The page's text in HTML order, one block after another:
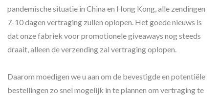
pandemische situatie in China en Hong Kong, alle zendingen
7-10 dagen vertraging zullen oplopen. Het goede nieuws is
dat onze fabriek voor promotionele giveaways nog steeds
draait, alleen de verzending zal vertraging oplopen.
Daarom moedigen we u aan om de bevestigde en potentiële
bestellingen zo snel mogelijk in te plannen om vertraging te